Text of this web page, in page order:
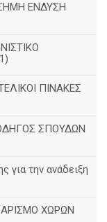
ΕΝΔΥΣΗ
ΠΙΝΑΚΕΣ
ΣΠΟΥΔΩΝ
για την ανάδειξη
ΧΩΡΩΝ